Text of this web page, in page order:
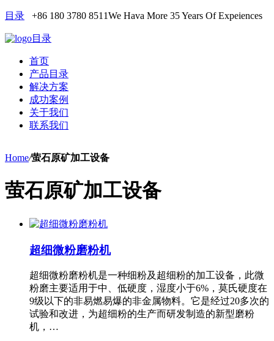
目录 +86 180 3780 8511We Hava More 35 Years Of Expeiences
目录
首页
产品目录
解决方案
成功案例
关于我们
联系我们
Home/萤石原矿加工设备
萤石原矿加工设备
超细微粉磨粉机
超细微粉磨粉机是一种细粉及超细粉的加工设备，此微
粉磨主要适用于中、低硬度，湿度小于6%，莫氏硬度在
9级以下的非易燃易爆的非金属物料。它是经过20多次的
试验和改进，为超细粉的生产而研发制造的新型磨粉
机，…